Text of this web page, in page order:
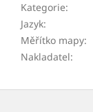
Kategorie:
Jazyk:
Měřítko mapy:
Nakladatel:
Z